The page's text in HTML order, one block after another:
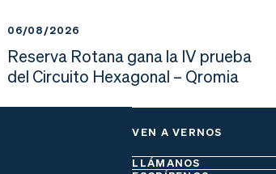
06/08/2026
Reserva Rotana gana la IV prueba
del Circuito Hexagonal – Qromia
VEN A VERNOS
LLÁMANOS